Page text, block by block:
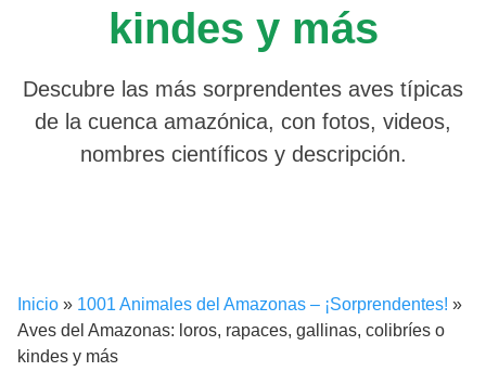
kindes y más
Descubre las más sorprendentes aves típicas
de la cuenca amazónica, con fotos, videos,
nombres científicos y descripción.
Inicio » 1001 Animales del Amazonas – ¡Sorprendentes! »
Aves del Amazonas: loros, rapaces, gallinas, colibríes o
kindes y más